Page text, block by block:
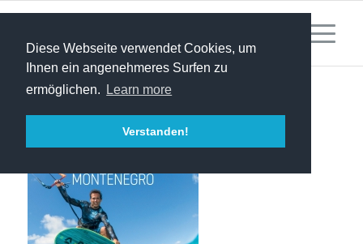
Diese Webseite verwendet Cookies, um
Ihnen ein angenehmeres Surfen zu
ermöglichen.
Learn more
Verstanden!